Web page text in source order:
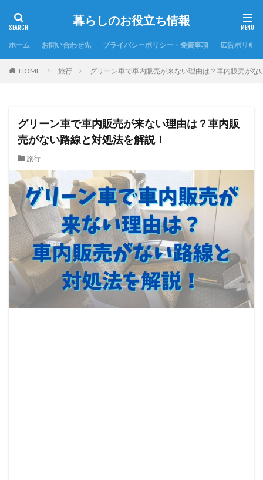
暮らしのお役立ち情報
ホーム お問い合わせ先 プライバシーポリシー・免責事項 広告ポリシー
HOME 旅行 グリーン車で車内販売が来ない理由は？車内販売がな
グリーン車で車内販売が来ない理由は？車内販
売がない路線と対処法を解説！
旅行